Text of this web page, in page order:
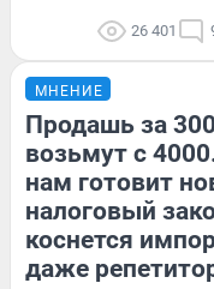
26 401
МНЕНИЕ
Продашь за
возьмут с
нам готовит
налоговый
коснется
даже